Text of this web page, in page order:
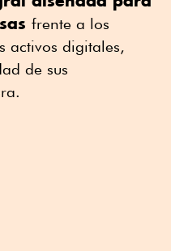
frente a los
activos digitales,
de sus